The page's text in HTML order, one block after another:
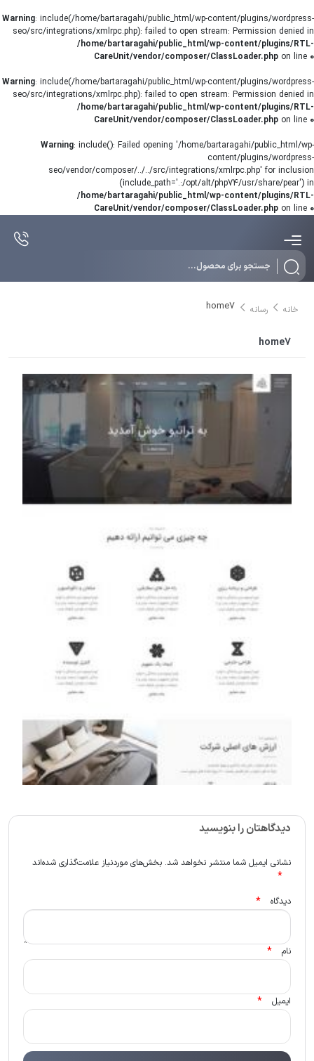
Warning: include(/home/bartaragahi/public_html/wp-content/plugins/wordpress-
seo/src/integrations/xmlrpc.php): failed to open stream: Permission denied in
/home/bartaragahi/public_html/wp-content/plugins/RTL-
CareUnit/vendor/composer/ClassLoader.php on line 0
Warning: include(/home/bartaragahi/public_html/wp-content/plugins/wordpress-
seo/src/integrations/xmlrpc.php): failed to open stream: Permission denied in
/home/bartaragahi/public_html/wp-content/plugins/RTL-
CareUnit/vendor/composer/ClassLoader.php on line 0
Warning: include(): Failed opening '/home/bartaragahi/public_html/wp-
content/plugins/wordpress-
seo/vendor/composer/../../src/integrations/xmlrpc.php' for inclusion
(include_path='.:/opt/alt/php74/usr/share/pear') in
/home/bartaragahi/public_html/wp-content/plugins/RTL-
CareUnit/vendor/composer/ClassLoader.php on line 0
خانه رسانه home7
home7
دیدگاهتان را بنویسید
نشانی ایمیل شما منتشر نخواهد شد. بخش‌های موردنیاز علامت‌گذاری شده‌اند
*
دیدگاه *
نام *
ایمیل *